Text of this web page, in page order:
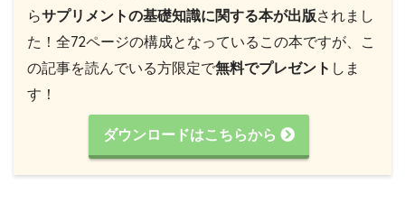
らサプリメントの基礎知識に関する本が出版されまし
た！全72ページの構成となっているこの本ですが、こ
の記事を読んでいる方限定で無料でプレゼント しま
す！
ダウンロードはこちらから